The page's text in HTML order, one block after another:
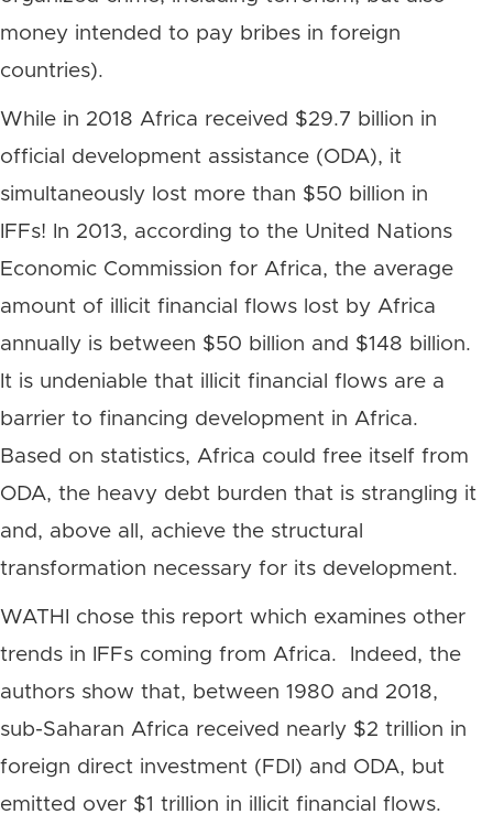
money intended to pay bribes in foreign
countries).
While in 2018 Africa received $29.7 billion in
official development assistance (ODA), it
simultaneously lost more than $50 billion in
IFFs! In 2013, according to the United Nations
Economic Commission for Africa, the average
amount of illicit financial flows lost by Africa
annually is between $50 billion and $148 billion.
It is undeniable that illicit financial flows are a
barrier to financing development in Africa.
Based on statistics, Africa could free itself from
ODA, the heavy debt burden that is strangling it
and, above all, achieve the structural
transformation necessary for its development.
WATHI chose this report which examines other
trends in IFFs coming from Africa. Indeed, the
authors show that, between 1980 and 2018,
sub-Saharan Africa received nearly $2 trillion in
foreign direct investment (FDI) and ODA, but
emitted over $1 trillion in illicit financial flows.